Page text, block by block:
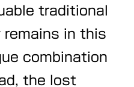
traditional
in this
combination
the lost